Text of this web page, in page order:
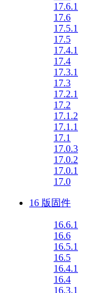
17.6.1
17.6
17.5.1
17.5
17.4.1
17.4
17.3.1
17.3
17.2.1
17.2
17.1.2
17.1.1
17.1
17.0.3
17.0.2
17.0.1
17.0
16 版固件
16.6.1
16.6
16.5.1
16.5
16.4.1
16.4
16.3.1